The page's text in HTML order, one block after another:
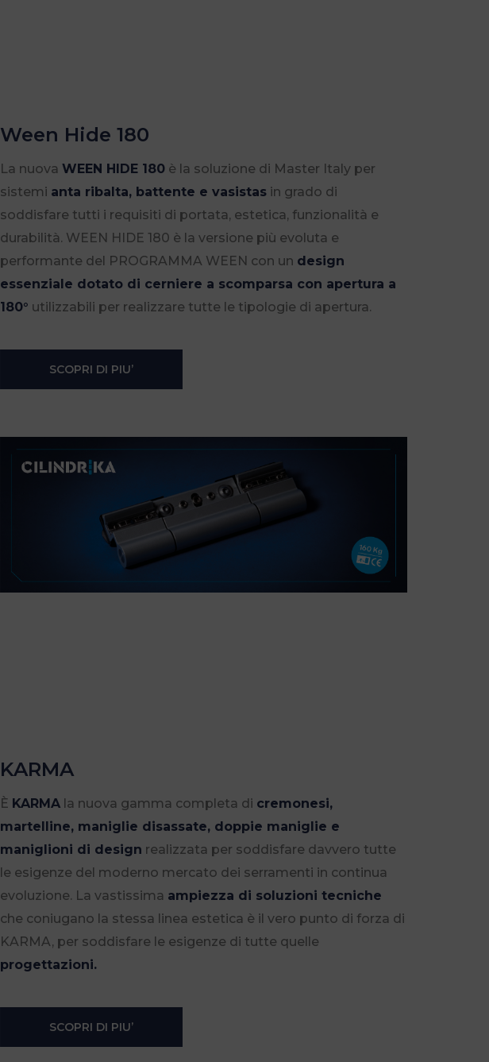
Ween Hide 180
La nuova WEEN HIDE 180è la soluzione di Master Italy per
sistemi anta ribalta, battente e vasistasin grado di
soddisfare tutti i requisiti di portata, estetica, funzionalità e
durabilità. WEEN HIDE 180 è la versione più evoluta e
performante del PROGRAMMA WEEN con un design
essenziale dotato di cerniere a scomparsa con apertura a
180° utilizzabili per realizzare tutte le tipologie di apertura.
SCOPRI DI PIU’
KARMA
È KARMAla nuova gamma completa di cremonesi,
martelline, maniglie disassate, doppie maniglie e
maniglioni di design realizzata per soddisfare davvero tutte
le esigenze del moderno mercato dei serramenti in continua
evoluzione. La vastissima ampiezza di soluzioni tecniche
che coniugano la stessa linea estetica è il vero punto di forza di
KARMA, per soddisfare le esigenze di tutte quelle
progettazioni.
SCOPRI DI PIU’